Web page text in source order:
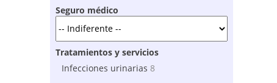
Seguro médico
Tratamientos y servicios
Infecciones urinarias 8